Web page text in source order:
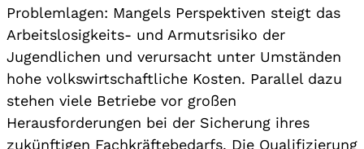
Problemlagen: Mangels Perspektiven steigt das
Arbeitslosigkeits- und Armutsrisiko der
Jugendlichen und verursacht unter Umständen
hohe volkswirtschaftliche Kosten. Parallel dazu
stehen viele Betriebe vor großen
Herausforderungen bei der Sicherung ihres
zukünftigen Fachkräftebedarfs. Die Qualifizierung